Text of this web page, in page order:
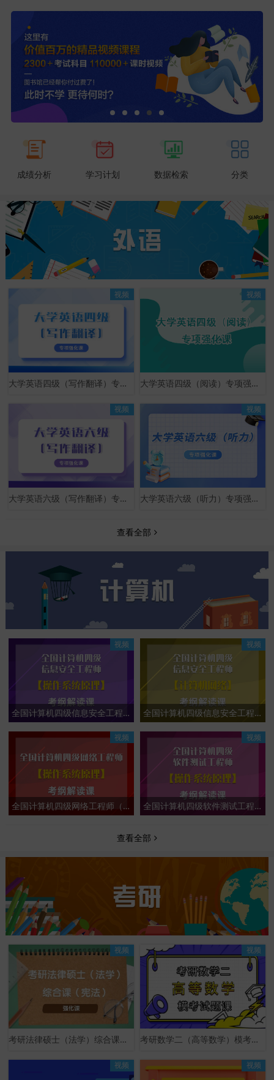
成绩分析 学习计划 数据检索 分类
大学英语四级（写作翻译）专项强化课
视频
大学英语四级（阅读）专项强化课
视频
大学英语六级（写作翻译）专项强化课
视频
大学英语六级（听力）专项强化课
视频
查看全部
全国计算机四级信息安全工程师（操作系统原理）考纲解读课
视频
全国计算机四级信息安全工程师（计算机网络）考纲解读课
视频
全国计算机四级网络工程师（操作系统原理）考纲解读课
视频
全国计算机四级软件测试工程师（操作系统原理）考纲解读课
视频
查看全部
考研法律硕士（法学）综合课（宪法）强化课
视频
考研数学二（高等数学）模考试题课
视频
视频 视频